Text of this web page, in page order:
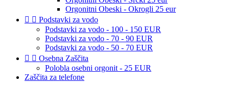
Orgonitni Obeski - Okrogli 25 eur
  Podstavki za vodo
Podstavki za vodo - 100 - 150 EUR
Podstavki za vodo - 70 - 90 EUR
Podstavki za vodo - 50 - 70 EUR
  Osebna Zaščita
Polobla osebni orgonit - 25 EUR
Zaščita za telefone